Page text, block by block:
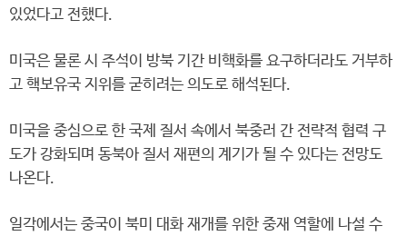
있었다고 전했다.
미국은 물론 시 주석이 방북 기간 비핵화를 요구하더라도 거부하
고 핵보유국 지위를 굳히려는 의도로 해석된다.
미국을 중심으로 한 국제 질서 속에서 북중러 간 전략적 협력 구
도가 강화되며 동북아 질서 재편의 계기가 될 수 있다는 전망도
나온다.
일각에서는 중국이 북미 대화 재개를 위한 중재 역할에 나설 수